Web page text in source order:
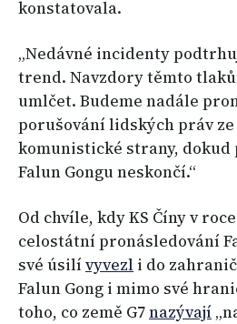
konstatovala.
„Nedávné incidenty
trend. Navzdory těmto
umlčet. Budeme nadále
porušování lidských práv
komunistické strany, dokud
Falun Gongu neskončí.“
Od chvíle, kdy KS Číny v
celostátní pronásledování
své úsilí vyvezl i do
Falun Gong i mimo své
toho, co země G7nazývají